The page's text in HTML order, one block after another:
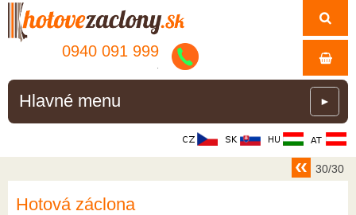
0940 091 999
Hlavné menu ►
30/30
Hotová záclona